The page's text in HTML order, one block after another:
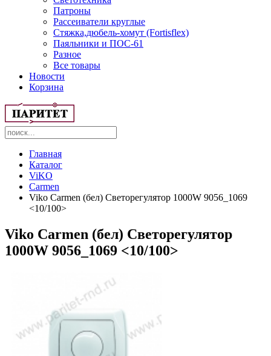
Патроны
Рассеиватели круглые
Стяжка,дюбель-хомут (Fortisflex)
Паяльники и ПОС-61
Разное
Все товары
Новости
Корзина
Главная
Каталог
ViKO
Carmen
Viko Carmen (бел) Светорегулятор 1000W 9056_1069
<10/100>
Viko Carmen (бел) Светорегулятор
1000W 9056_1069 <10/100>